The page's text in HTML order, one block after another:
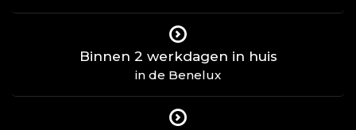
Binnen 2 werkdagen in huis
in de Benelux